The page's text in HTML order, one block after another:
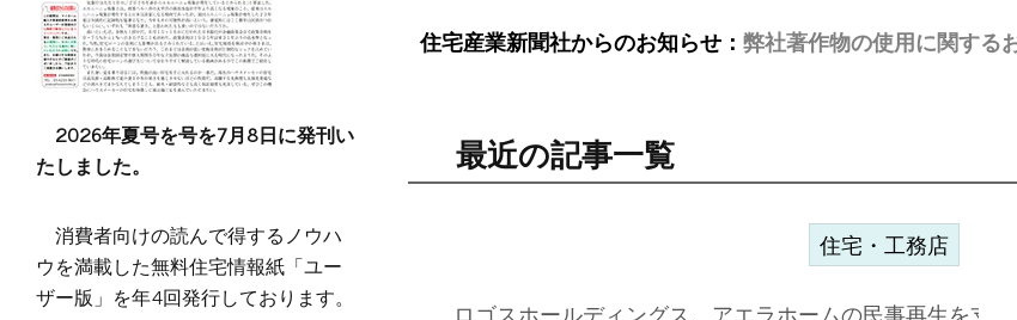
住宅産業新聞社からのお知らせ： 弊社著作物の使用に関する
最近の記事一覧
住宅・工務店
2026年夏号を号を7月8日に発刊い
たしました。
消費者向けの読んで得するノウハ
ウを満載した無料住宅情報紙「ユー
ザー版」を年4回発行しております。